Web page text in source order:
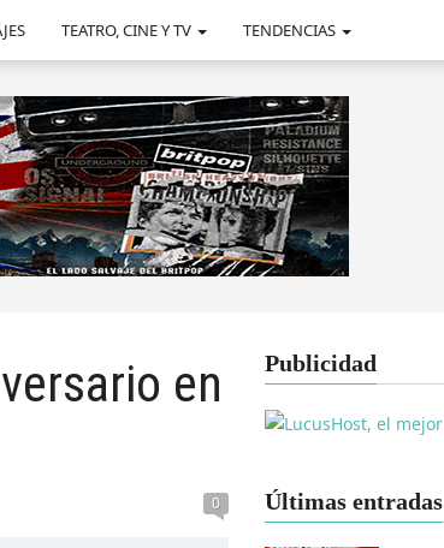
TEATRO, CINE Y TV TENDENCIAS
en
0
Publicidad
Últimas entradas